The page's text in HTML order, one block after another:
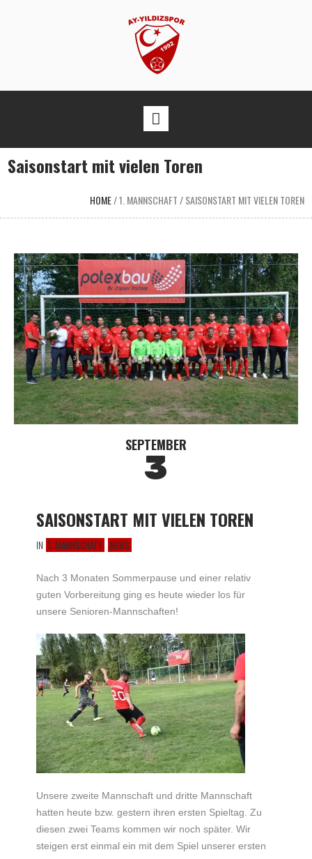
Saisonstart mit vielen Toren
HOME/1. MANNSCHAFT /SAISONSTART MIT VIELEN TOREN
SEPTEMBER
3
SAISONSTART MIT VIELEN TOREN
IN 1. MANNSCHAFT NEWS
Nach 3 Monaten Sommerpause und einer relativ
guten Vorbereitung ging es heute wieder los für
unsere Senioren-Mannschaften!
Unsere zweite Mannschaft und dritte Mannschaft
hatten heute bzw. gestern ihren ersten Spieltag. Zu
diesen zwei Teams kommen wir noch später. Wir
steigen erst einmal ein mit dem Spiel unserer ersten